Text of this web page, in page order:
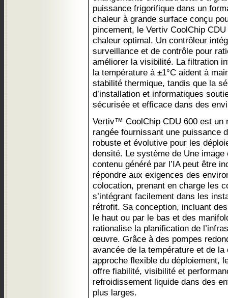
puissance frigorifique dans un
chaleur à grande surface conçu
pincement, le Vertiv CoolChip
chaleur optimal. Un contrôleur
surveillance et de contrôle pour
améliorer la visibilité. La filtration
la température à ±1°C aident à
stabilité thermique, tandis que la
d’installation et informatiques
sécurisée et efficace dans des
Vertiv™ CoolChip CDU 600 est un
rangée fournissant une puissance
robuste et évolutive pour les
densité. Le système de Une image
contenu généré par l’IA peut être
répondre aux exigences des
colocation, prenant en charge les
s’intégrant facilement dans les
rétrofit. Sa conception, incluant
le haut ou par le bas et des
rationalise la planification de
œuvre. Grâce à des pompes
avancée de la température et de
approche flexible du déploiement,
offre fiabilité, visibilité et
refroidissement liquide dans des
plus larges.